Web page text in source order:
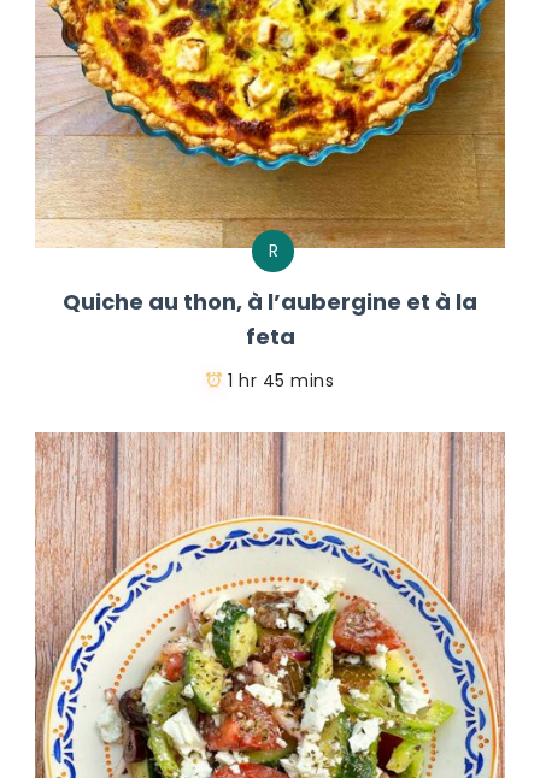
R
Quiche au thon, à l’aubergine et à la
feta
1 hr 45 mins